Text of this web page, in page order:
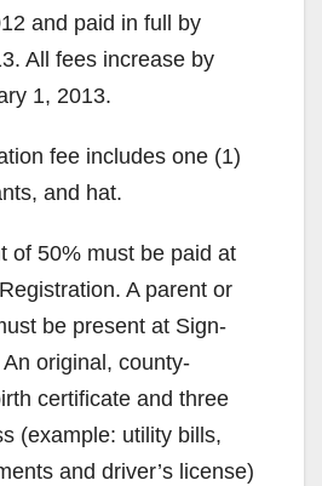
and paid in full by
All fees increase by
1, 2013.
fee includes one (1)
and hat.
of 50% must be paid at
A parent or
be present at Sign-
original, county-
certificate and three
(example: utility bills,
and driver’s license)